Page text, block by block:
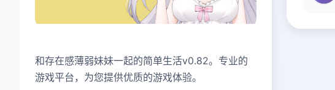
和存在感薄弱妹妹一起的简单生活v0.82。专业的
游戏平台，为您提供优质的游戏体验。